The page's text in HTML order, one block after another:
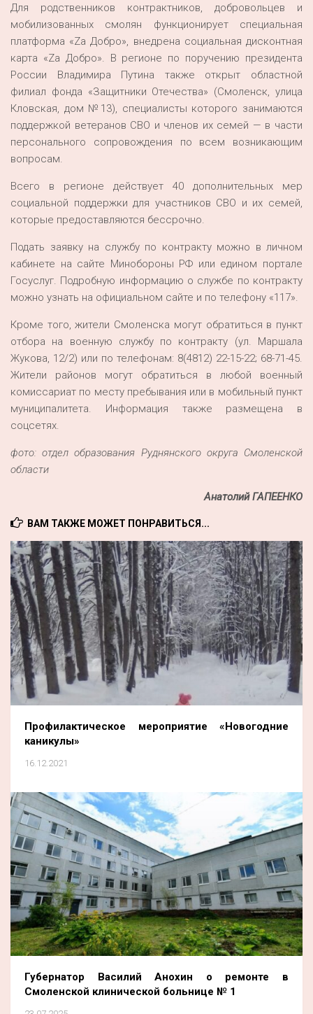
Для родственников контрактников, добровольцев и
мобилизованных смолян функционирует специальная
платформа «Za Добро», внедрена социальная дисконтная
карта «Zа Добро». В регионе по поручению президента
России Владимира Путина также открыт областной
филиал фонда «Защитники Отечества» (Смоленск, улица
Кловская, дом №13), специалисты которого занимаются
поддержкой ветеранов СВО и членов их семей — в части
персонального сопровождения по всем возникающим
вопросам.
Всего в регионе действует 40 дополнительных мер
социальной поддержки для участников СВО и их семей,
которые предоставляются бессрочно.
Подать заявку на службу по контракту можно в личном
кабинете на сайте Минобороны РФ или едином портале
Госуслуг. Подробную информацию о службе по контракту
можно узнать на официальном сайте и по телефону «117».
Кроме того, жители Смоленска могут обратиться в пункт
отбора на военную службу по контракту (ул. Маршала
Жукова, 12/2) или по телефонам: 8(4812) 22-15-22; 68-71-45.
Жители районов могут обратиться в любой военный
комиссариат по месту пребывания или в мобильный пункт
муниципалитета. Информация также размещена в
соцсетях.
фото: отдел образования Руднянского округа Смоленской
области
Анатолий ГАПЕЕНКО
ВАМ ТАКЖЕ МОЖЕТ ПОНРАВИТЬСЯ...
Профилактическое мероприятие «Новогодние
каникулы»
16.12.2021
Губернатор Василий Анохин о ремонте в
Смоленской клинической больнице № 1